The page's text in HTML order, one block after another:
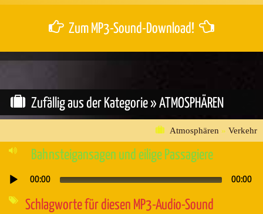
Zum MP3-Sound-Download!
Zufällig aus der Kategorie » ATMOSPHÄREN
Atmosphären » Verkehr
Bahnsteigansagen und eilige Passagiere
Audio-
00:00 00:00
Schlagworte für diesen MP3-Audio-Sound